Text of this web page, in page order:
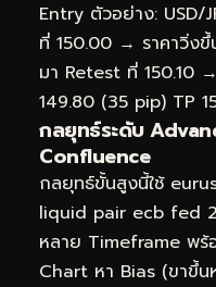
Entry ตัวอย่าง: USD/
ที่ 150.00 → ราคาวิ่ง
มา Retest ที่ 150.10
149.80 (35 pip) TP
กลยุทธ์ระดับ
Confluence
กลยุทธ์ขั้นสูงนี้ใช้
liquid pair ecb fed 2
หลาย Timeframe พ
Chart หา Bias (ขาขึ้